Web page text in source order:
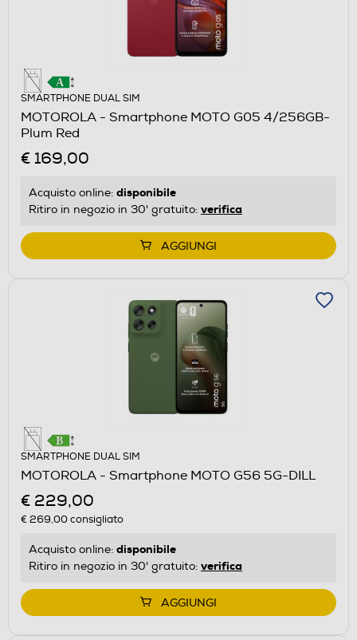
SMARTPHONE DUAL SIM
MOTOROLA - Smartphone MOTO G05 4/256GB-
Plum Red
€ 169,00
Acquisto online: disponibile
Ritiro in negozio in 30' gratuito: verifica
AGGIUNGI
SMARTPHONE DUAL SIM
MOTOROLA - Smartphone MOTO G56 5G-DILL
€ 229,00
€ 269,00consigliato
Acquisto online: disponibile
Ritiro in negozio in 30' gratuito: verifica
AGGIUNGI